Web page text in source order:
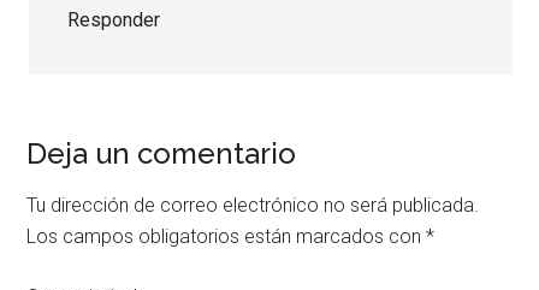
Responder
Deja un comentario
Tu dirección de correo electrónico no será publicada.
Los campos obligatorios están marcados con*